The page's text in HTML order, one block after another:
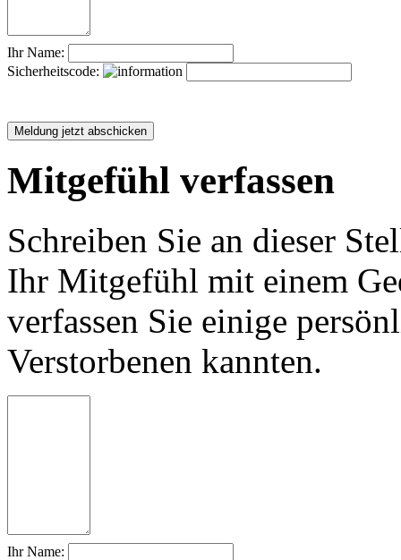
Ihr Name:
Sicherheitscode:
Mitgefühl verfassen
Schreiben Sie an dieser
Ihr Mitgefühl mit einem
verfassen Sie einige
Verstorbenen kannten.
Ihr Name: